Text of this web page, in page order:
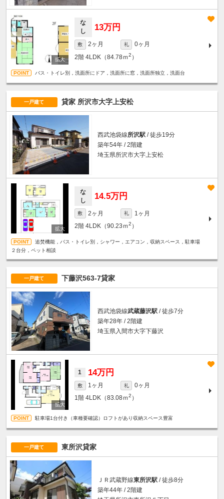
な
し
13万円
敷 2ヶ月 礼
0ヶ月
2階 4LDK（84.78ｍ2 ）
バス・トイレ別，洗面所にドア，洗面所に窓，洗面所独立，洗面台
一戸建て 貸家 所沢市大字上安松
西武池袋線所沢駅 / 徒歩19分
築年54年 / 2階建
埼玉県所沢市大字上安松
な
し
14.5万円
敷 2ヶ月 礼
1ヶ月
2階 4LDK（90.23ｍ2 ）
追焚機能，バス・トイレ別，シャワー，エアコン，収納スペース，駐車場
２台分，ペット相談
一戸建て 下藤沢563-7貸家
西武池袋線武蔵藤沢駅 / 徒歩7分
築年28年 / 2階建
埼玉県入間市大字下藤沢
1 14万円
敷 1ヶ月 礼
0ヶ月
1階 4LDK（83.08ｍ2 ）
駐車場1台付き（車種要確認）ロフトがあり収納スペース豊富
一戸建て 東所沢貸家
ＪＲ武蔵野線東所沢駅 / 徒歩8分
築年44年 / 2階建